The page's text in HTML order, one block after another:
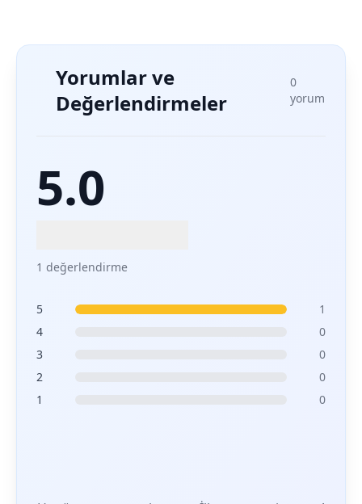
Yorumlar ve
Değerlendirmeler
0
yorum
5.0
1 değerlendirme
5
1
4
0
3
0
2
0
1
0